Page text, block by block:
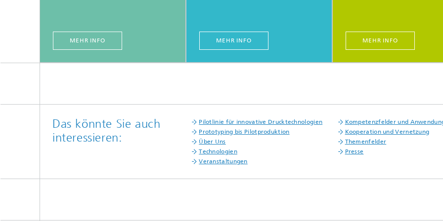
MEHR INFO MEHR INFO MEHR INFO
Das könnte Sie auch
interessieren:
Pilotlinie für innovative Drucktechnologien
Kompetenzfelder und
Prototyping bis Pilotproduktion
Kooperation und Vernetzung
Über Uns
Themenfelder
Technologien
Presse
Veranstaltungen